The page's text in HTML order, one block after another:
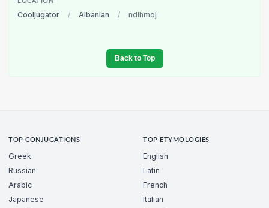
LOCATION
Cooljugator / Albanian / ndihmoj
Back to Top
TOP CONJUGATIONS
Greek
Russian
Arabic
Japanese
TOP ETYMOLOGIES
English
Latin
French
Italian